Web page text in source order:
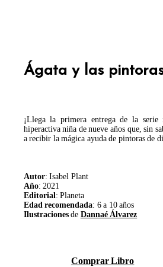
Ágata y las
¡Llega la primera entrega de la
hiperactiva niña de nueve años que, sin
a recibir la mágica ayuda de pintoras de
Autor: Isabel Plant
Año: 2021
Editorial: Planeta
Edad recomendada: 6 a 10 años
Ilustracionesde Dannaé Álvarez
Comprar Libro